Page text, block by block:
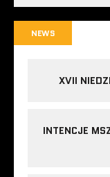
NEWS
XVII
INTENCJE